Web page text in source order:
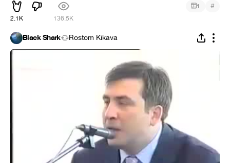
2.1K 136.5K
1 #
Black Shark Rostom Kikava